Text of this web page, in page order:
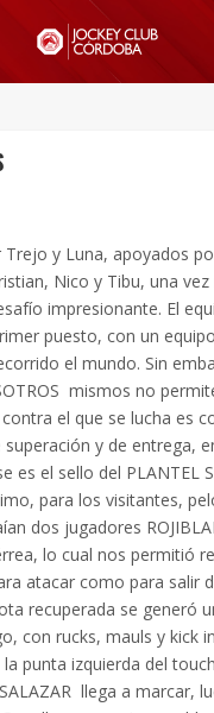
y Luna, apoyados
Nico y Tibu, una vez
impresionante. El
puesto, con un
el mundo. Sin
mismos no
el que se lucha es
superación y de entrega,
es el sello del PLANTEL
para los visitantes,
dos jugadores
lo cual nos permitió
atacar como para salir
recuperada se generó
con rucks, mauls y kick
punta izquierda del
SALAZAR llega a marcar,